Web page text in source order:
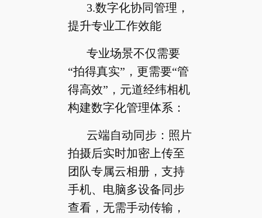
3.数字化协同管理，
提升专业工作效能
专业场景不仅需要
“拍得真实”，更需要“管
得高效”，元道经纬相机
构建数字化管理体系：
云端自动同步：照片
拍摄后实时加密上传至
团队专属云相册，支持
手机、电脑多设备同步
查看，无需手动传输，